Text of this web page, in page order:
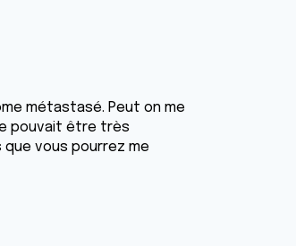
métastasé. Peut on me
pouvait être très
vous pourrez me